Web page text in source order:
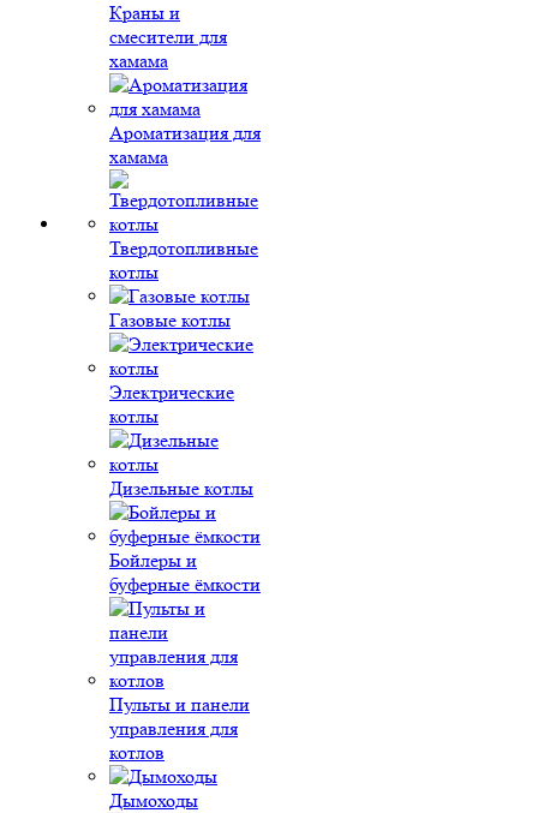
Краны и
смесители для
хамама
Ароматизация для
хамама
Твердотопливные
котлы
Газовые котлы
Электрические
котлы
Дизельные котлы
Бойлеры и
буферные ёмкости
Пульты и панели
управления для
котлов
Дымоходы